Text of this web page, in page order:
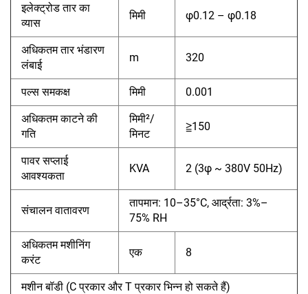
इलेक्ट्रोड तार का
व्यास
मिमी φ0.12 – φ0.18
अधिकतम तार भंडारण
लंबाई
m 320
पल्स समकक्ष मिमी 0.001
अधिकतम काटने की
गति
मिमी²/
मिनट
≧150
पावर सप्लाई
आवश्यकता
KVA 2 (3φ ~ 380V 50Hz)
संचालन वातावरण
तापमान: 10–35°C, आर्द्रता: 3%–
75% RH
अधिकतम मशीनिंग
करंट
एक 8
मशीन बॉडी (C प्रकार और T प्रकार भिन्न हो सकते हैं)